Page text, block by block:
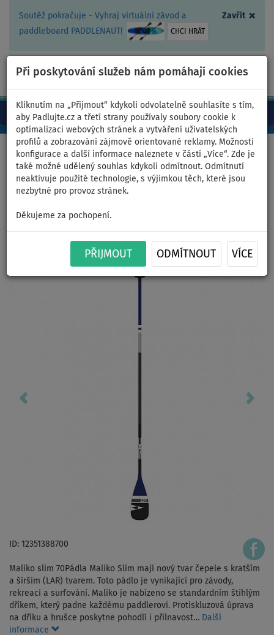
Zavřít ×
Soutěž pokračuje - Vyhraj virtuální závod a
paddleboard PADDLENAUT!
CHCI HRÁT
Při poskytování služeb nám pomáhají cookies
Kliknutím na „Přijmout“ kdykoli odvolatelně souhlasíte s tím,
aby Padlujte.cz a třetí strany používaly soubory cookie k
optimalizaci webových stránek a vytváření uživatelských
profilů a zobrazování zájmově orientované reklamy. Možnosti
konfigurace a další informace naleznete v části „Více“. Zde je
také možné udělený souhlas kdykoli odmítnout. Odmítnutí
neaktivuje použité technologie, s výjimkou těch, které jsou
nezbytné pro provoz stránek.
Děkujeme za pochopení.
PŘIJMOUT ODMÍTNOUT VÍCE
CZ/Kč +420 467 409 090 0ks
Domů >Pádla >Karbon
Pádlo SIC MAUI Maliko Slim 70
Previous Next
ID: 12351388700
Maliko slim 70Pádla Maliko Slim mají nový tvar čepele s kratším
a širším (LAR) tvarem. Toto pádlo je vynikající pro závody,
rekreaci a surfování. Maliko je nabízeno se standardním štíhlým
dříkem, který padne každému paddlerovi. Protiskluzová úprava
na dříku a hrušce poskytne pohodlí i přilnavost… Další
informace